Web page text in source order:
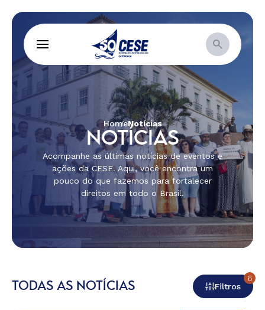
HomeNotícias
NOTÍCIAS
Acompanhe as últimas notícias de eventos e
ações da CESE. Aqui, você encontra um
pouco do que fazemos para fortalecer
direitos em todo o Brasil.
TODAS AS NOTÍCIAS Filtros
6